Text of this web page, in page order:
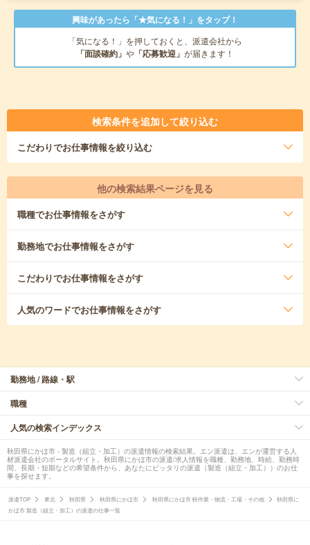
興味があったら「★気になる！」をタップ！
「気になる！」を押しておくと、派遣会社から
「面談確約」 や 「応募歓迎」 が届きます！
検索条件を追加して絞り込む
こだわりでお仕事情報を絞り込む
他の検索結果ページを見る
職種でお仕事情報をさがす
勤務地でお仕事情報をさがす
こだわりでお仕事情報をさがす
人気のワードでお仕事情報をさがす
勤務地 / 路線・駅
職種
人気の検索インデックス
秋田県にかほ市 - 製造（組立・加工）の派遣情報の検索結果。エン派遣は、エンが運営する人
材派遣会社のポータルサイト。秋田県にかほ市の派遣/求人情報を職種、勤務地、時給、勤務時
間、長期・短期などの希望条件から、あなたにピッタリの派遣（製造（組立・加工））のお仕
事を探せます。
派遣TOP 東北 秋田県 秋田県にかほ市 秋田県にかほ市 軽作業・物流・工場・その他
秋田県に
かほ市 製造（組立・加工）の派遣の仕事一覧